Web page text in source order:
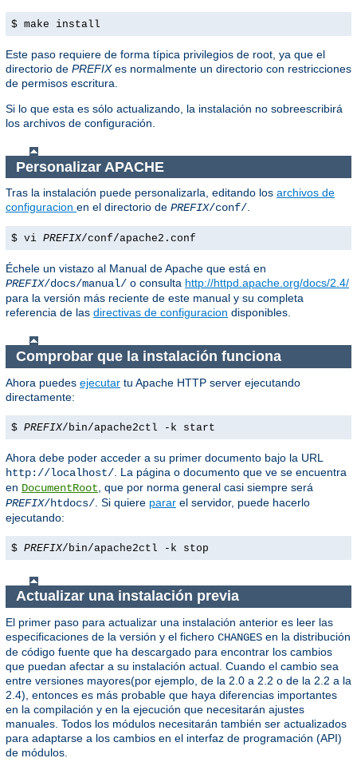
$ make install
Este paso requiere de forma típica privilegios de root, ya que el
directorio de PREFIXes normalmente un directorio con restricciones
de permisos escritura.
Si lo que esta es sólo actualizando, la instalación no sobreescribirá
los archivos de configuración.
Personalizar APACHE
Tras la instalación puede personalizarla, editando los archivos de
configuracion en el directorio de PREFIX/conf/.
$ vi PREFIX/conf/apache2.conf
Échele un vistazo al Manual de Apache que está en
PREFIX/docs/manual/ o consulta http://httpd.apache.org/docs/2.4/
para la versión más reciente de este manual y su completa
referencia de las directivas de configuracion disponibles.
Comprobar que la instalación funciona
Ahora puedes ejecutar tu Apache HTTP server ejecutando
directamente:
$ PREFIX/bin/apache2ctl -k start
Ahora debe poder acceder a su primer documento bajo la URL
http://localhost/ . La página o documento que ve se encuentra
en DocumentRoot , que por norma general casi siempre será
PREFIX/htdocs/ . Si quiere parar el servidor, puede hacerlo
ejecutando:
$ PREFIX/bin/apache2ctl -k stop
Actualizar una instalación previa
El primer paso para actualizar una instalación anterior es leer las
especificaciones de la versión y el fichero CHANGES en la distribución
de código fuente que ha descargado para encontrar los cambios
que puedan afectar a su instalación actual. Cuando el cambio sea
entre versiones mayores(por ejemplo, de la 2.0 a 2.2 o de la 2.2 a la
2.4), entonces es más probable que haya diferencias importantes
en la compilación y en la ejecución que necesitarán ajustes
manuales. Todos los módulos necesitarán también ser actualizados
para adaptarse a los cambios en el interfaz de programación (API)
de módulos.